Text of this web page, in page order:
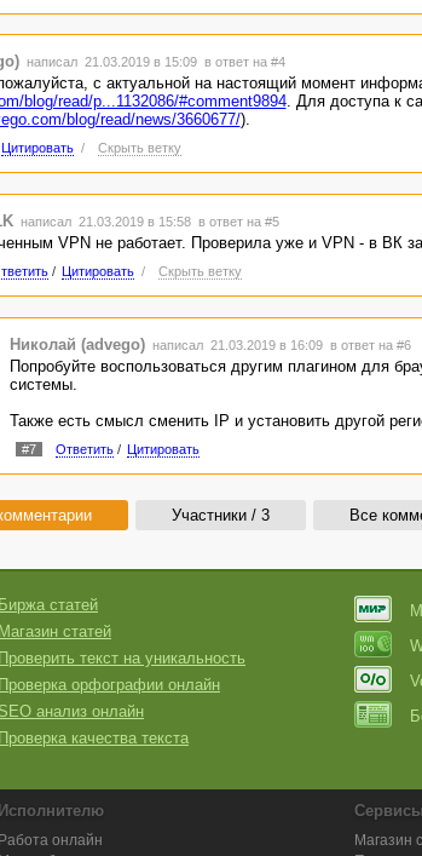
написал 21.03.2019 в 15:09 в ответ на #4
с актуальной на настоящий момент
blog/read/p...1132086/#comment9894. Для доступа к
blog/read/news/3660677/).
Цитировать / Скрыть ветку
написал 21.03.2019 в 15:58 в ответ на #5
VPN не работает. Проверила уже и VPN - в ВК
/ Цитировать / Скрыть ветку
Николай (advego) написал 21.03.2019 в 16:09 в ответ на #6
Попробуйте воспользоваться другим плагином для
системы.
Также есть смысл сменить IP и установить другой
#7 Ответить/ Цитировать
Участники / 3 Все
Биржа статей
Магазин статей
Проверить текст на уникальность
Проверка орфографии онлайн
SEO анализ онлайн
Проверка качества текста
Исполнителю
Работа онлайн
Магазин